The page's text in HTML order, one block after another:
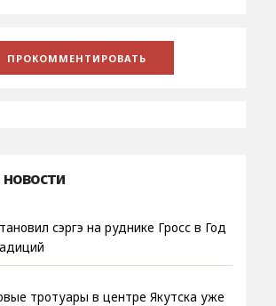
сэргэ на руднике Гросс в Год
тротуары в центре Якутска уже